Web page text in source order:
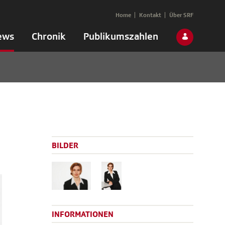
Chronik Publikumszahlen
Home Kontakt Über SRF
BILDER
INFORMATIONEN